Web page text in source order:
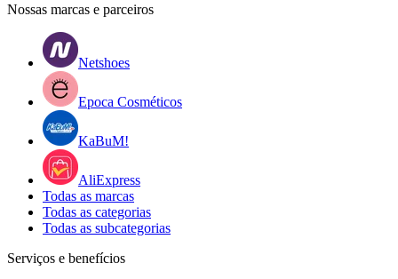
Nossas marcas e parceiros
Netshoes
Epoca Cosméticos
KaBuM!
AliExpress
Todas as marcas
Todas as categorias
Todas as subcategorias
Serviços e benefícios